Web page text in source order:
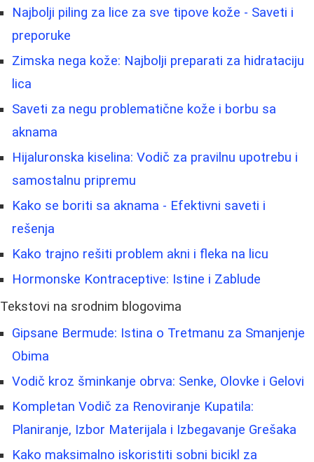
Najbolji piling za lice za sve tipove kože - Saveti i
preporuke
Zimska nega kože: Najbolji preparati za hidrataciju
lica
Saveti za negu problematične kože i borbu sa
aknama
Hijaluronska kiselina: Vodič za pravilnu upotrebu i
samostalnu pripremu
Kako se boriti sa aknama - Efektivni saveti i
rešenja
Kako trajno rešiti problem akni i fleka na licu
Hormonske Kontraceptive: Istine i Zablude
Tekstovi na srodnim blogovima
Gipsane Bermude: Istina o Tretmanu za Smanjenje
Obima
Vodič kroz šminkanje obrva: Senke, Olovke i Gelovi
Kompletan Vodič za Renoviranje Kupatila:
Planiranje, Izbor Materijala i Izbegavanje Grešaka
Kako maksimalno iskoristiti sobni bicikl za